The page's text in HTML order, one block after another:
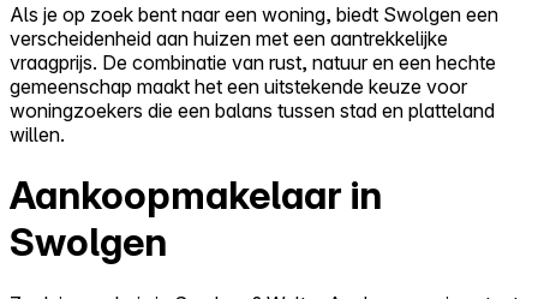
Als je op zoek bent naar een woning, biedt Swolgen een
verscheidenheid aan huizen met een aantrekkelijke
vraagprijs. De combinatie van rust, natuur en een hechte
gemeenschap maakt het een uitstekende keuze voor
woningzoekers die een balans tussen stad en platteland
willen.
Aankoopmakelaar in
Swolgen